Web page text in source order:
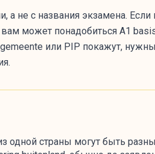
а не с названия экзамена.
может понадобиться A1
или PIP покажут,
одной страны могут быть